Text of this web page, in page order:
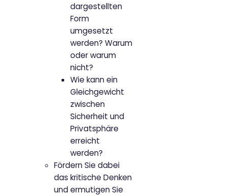
dargestellten
Form
umgesetzt
werden? Warum
oder warum
nicht?
Wie kann ein
Gleichgewicht
zwischen
Sicherheit und
Privatsphäre
erreicht
werden?
Fördern Sie dabei
das kritische Denken
und ermutigen Sie